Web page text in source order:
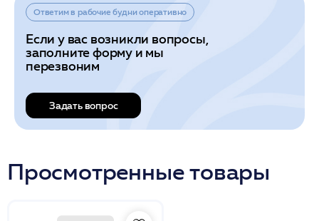
Ответим в рабочие будни оперативно
Если у вас возникли вопросы,
заполните форму и мы
перезвоним
Задать вопрос
Просмотренные товары